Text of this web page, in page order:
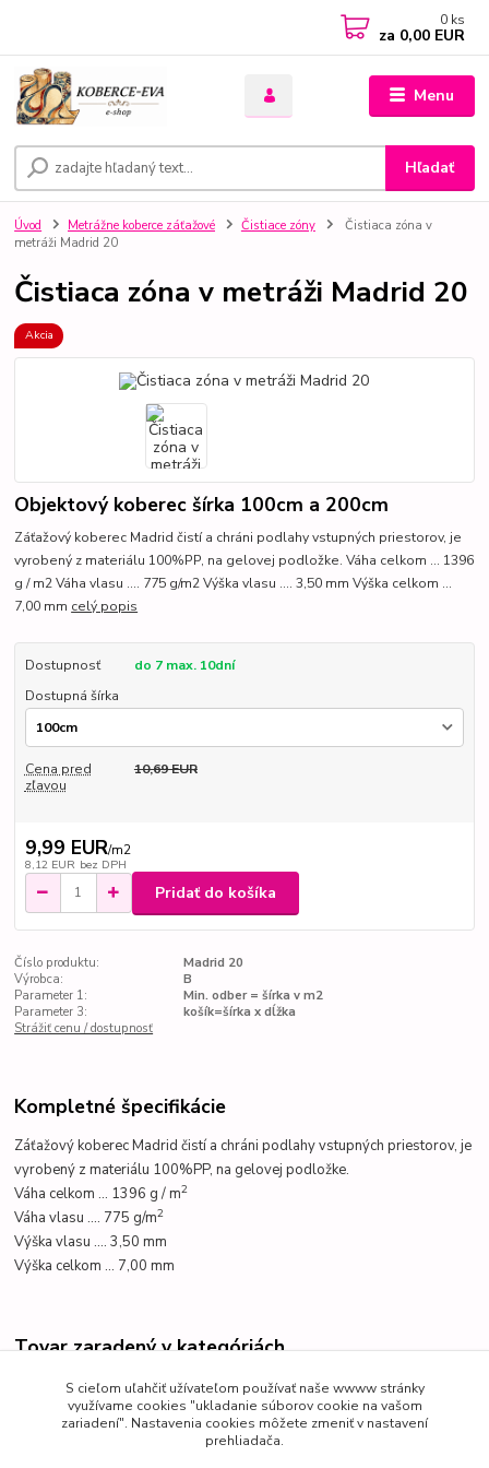
Menu
Hľadať
0 ks
za 0,00 EUR
Úvod Metrážne koberce záťažové Čistiace zóny
Čistiaca zóna v
metráži Madrid 20
Čistiaca zóna v metráži Madrid 20
Akcia
Objektový koberec šírka 100cm a 200cm
Záťažový koberec Madrid čistí a chráni podlahy vstupných priestorov, je
vyrobený z materiálu 100%PP, na gelovej podložke. Váha celkom ... 1396
g / m2 Váha vlasu .... 775 g/m2 Výška vlasu .... 3,50 mm Výška celkom ...
7,00 mm celý popis
Dostupnosť
do 7 max. 10dní
Dostupná šírka
Cena pred
zľavou
10,69 EUR
9,99 EUR/m2
8,12 EUR bez DPH
Pridať do košíka
Číslo produktu:
Madrid 20
Výrobca:
B
Parameter 1:
Min. odber = šírka v m2
Parameter 3:
košík=šírka x dĺžka
Strážiť cenu / dostupnosť
Kompletné špecifikácie
Záťažový koberec Madrid čistí a chráni podlahy vstupných priestorov, je
vyrobený z materiálu 100%PP, na gelovej podložke.
Váha celkom ... 1396 g /m2
Váha vlasu .... 775 g/m2
Výška vlasu .... 3,50 mm
Výška celkom ... 7,00 mm
Tovar zaradený v kategóriách
Čistiace zóny
S cieľom uľahčiť užívateľom používať naše wwww stránky
využívame cookies "ukladanie súborov cookie na vašom
zariadení". Nastavenia cookies môžete zmeniť v nastavení
prehliadača.